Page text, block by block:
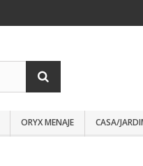
ORYX MENAJE CASA/